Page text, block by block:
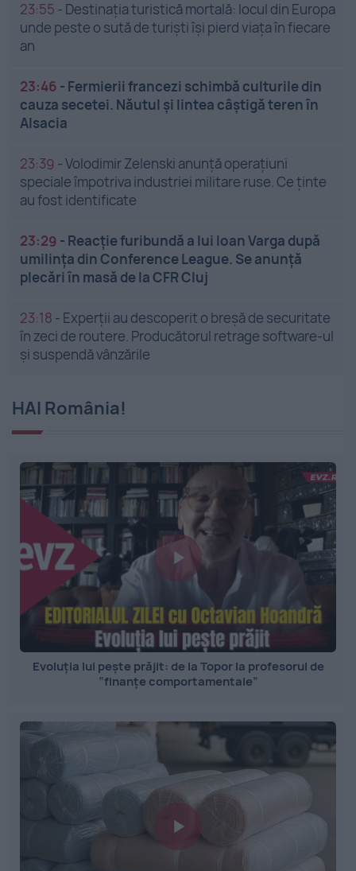
23:55 - Destinația turistică mortală: locul din Europa
unde peste o sută de turiști își pierd viața în fiecare
an
23:46 - Fermierii francezi schimbă culturile din
cauza secetei. Năutul și lintea câștigă teren în
Alsacia
23:39 -Volodimir Zelenski anunță operațiuni
speciale împotriva industriei militare ruse. Ce ținte
au fost identificate
23:29 - Reacție furibundă a lui Ioan Varga după
umilința din Conference League. Se anunță
plecări în masă de la CFR Cluj
23:18 - Experții au descoperit o breșă de securitate
în zeci de routere. Producătorul retrage software-ul
și suspendă vânzările
HAI România!
Evoluția lui pește prăjit: de la Topor la profesorul de
”finanțe comportamentale”